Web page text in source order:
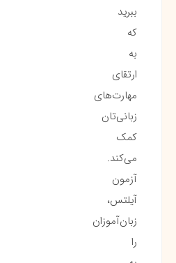
ببرید
که
به
ارتقای
مهارت‌های
زبانی‌تان
کمک
می‌کند.
آزمون
آیلتس،
زبان‌آموزان
را